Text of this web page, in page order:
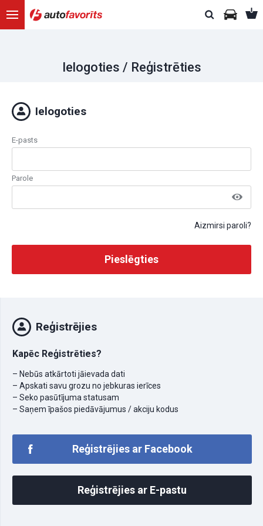
Ielogoties / Reģistrēties
Ielogoties
E-pasts
Parole
Aizmirsi paroli?
Pieslēgties
Reģistrējies
Kapēc Reģistrēties?
– Nebūs atkārtoti jāievada dati
– Apskati savu grozu no jebkuras ierīces
– Seko pasūtījuma statusam
– Saņem īpašos piedāvājumus / akciju kodus
Reģistrējies ar Facebook
Reģistrējies ar E-pastu